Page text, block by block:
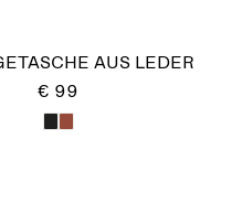
AUS LEDER
€ 99